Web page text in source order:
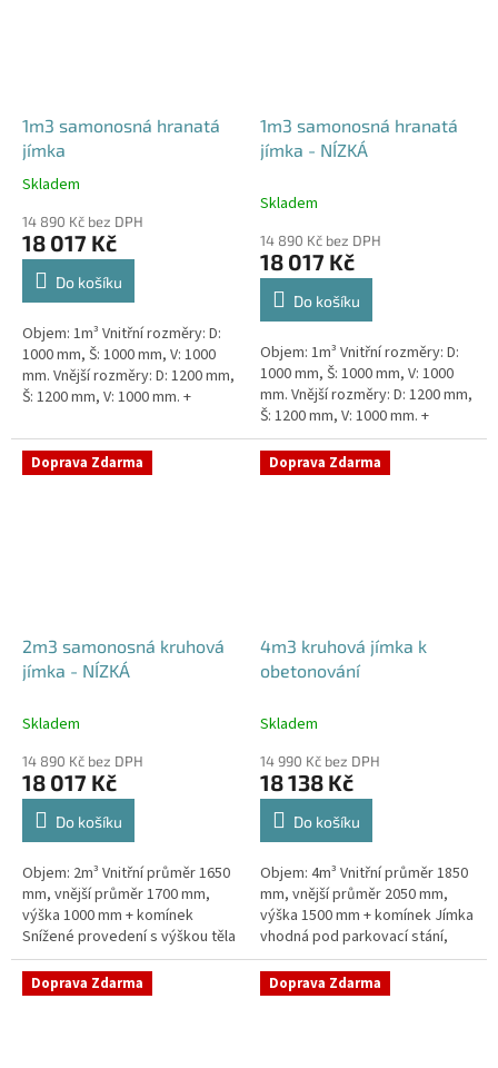
1m3 samonosná hranatá
jímka
Průměrné
produktu
je
4,5
hvězdiček.
Skladem
14 890 Kč bez DPH
18 017 Kč
Do košíku
Objem: 1m³ Vnitřní rozměry: D:
1000 mm, Š: 1000 mm, V: 1000
mm. Vnější rozměry: D: 1200 mm,
Š: 1200 mm, V: 1000 mm. +
bez potřeby obetonování....
1m3 samonosná hranatá
jímka - NÍZKÁ
Skladem
14 890 Kč bez DPH
18 017 Kč
Do košíku
Objem: 1m³ Vnitřní rozměry: D:
1000 mm, Š: 1000 mm, V: 1000
mm. Vnější rozměry: D: 1200 mm,
Š: 1200 mm, V: 1000 mm. +
komínek Snížené provedení s
výškou těla pouhý 1m!...
Doprava Zdarma
2m3 samonosná kruhová
jímka - NÍZKÁ
Skladem
14 890 Kč bez DPH
18 017 Kč
Do košíku
Objem: 2m³ Vnitřní průměr 1650
mm, vnější průměr 1700 mm,
výška 1000 mm + komínek
Snížené provedení s výškou těla
pouhý 1m! Kvalitní, pevná jímka
bez potřeby obetonování
Průměr...
Doprava Zdarma
4m3 kruhová jímka k
obetonování
Skladem
14 990 Kč bez DPH
18 138 Kč
Do košíku
Objem: 4m³ Vnitřní průměr 1850
mm, vnější průměr 2050 mm,
výška 1500 mm + komínek Jímka
vhodná pod parkovací stání,
komunikace i terasy Průměr
přítoku specifikujte v...
Doprava Zdarma Doprava Zdarma